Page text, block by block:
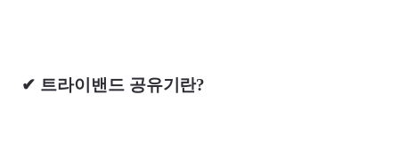
✔ 트라이밴드 공유기란?